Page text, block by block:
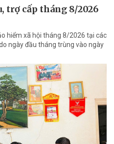
trợ cấp tháng 8/2026
hiểm xã hội tháng 8/2026 tại các
ngày đầu tháng trùng vào ngày